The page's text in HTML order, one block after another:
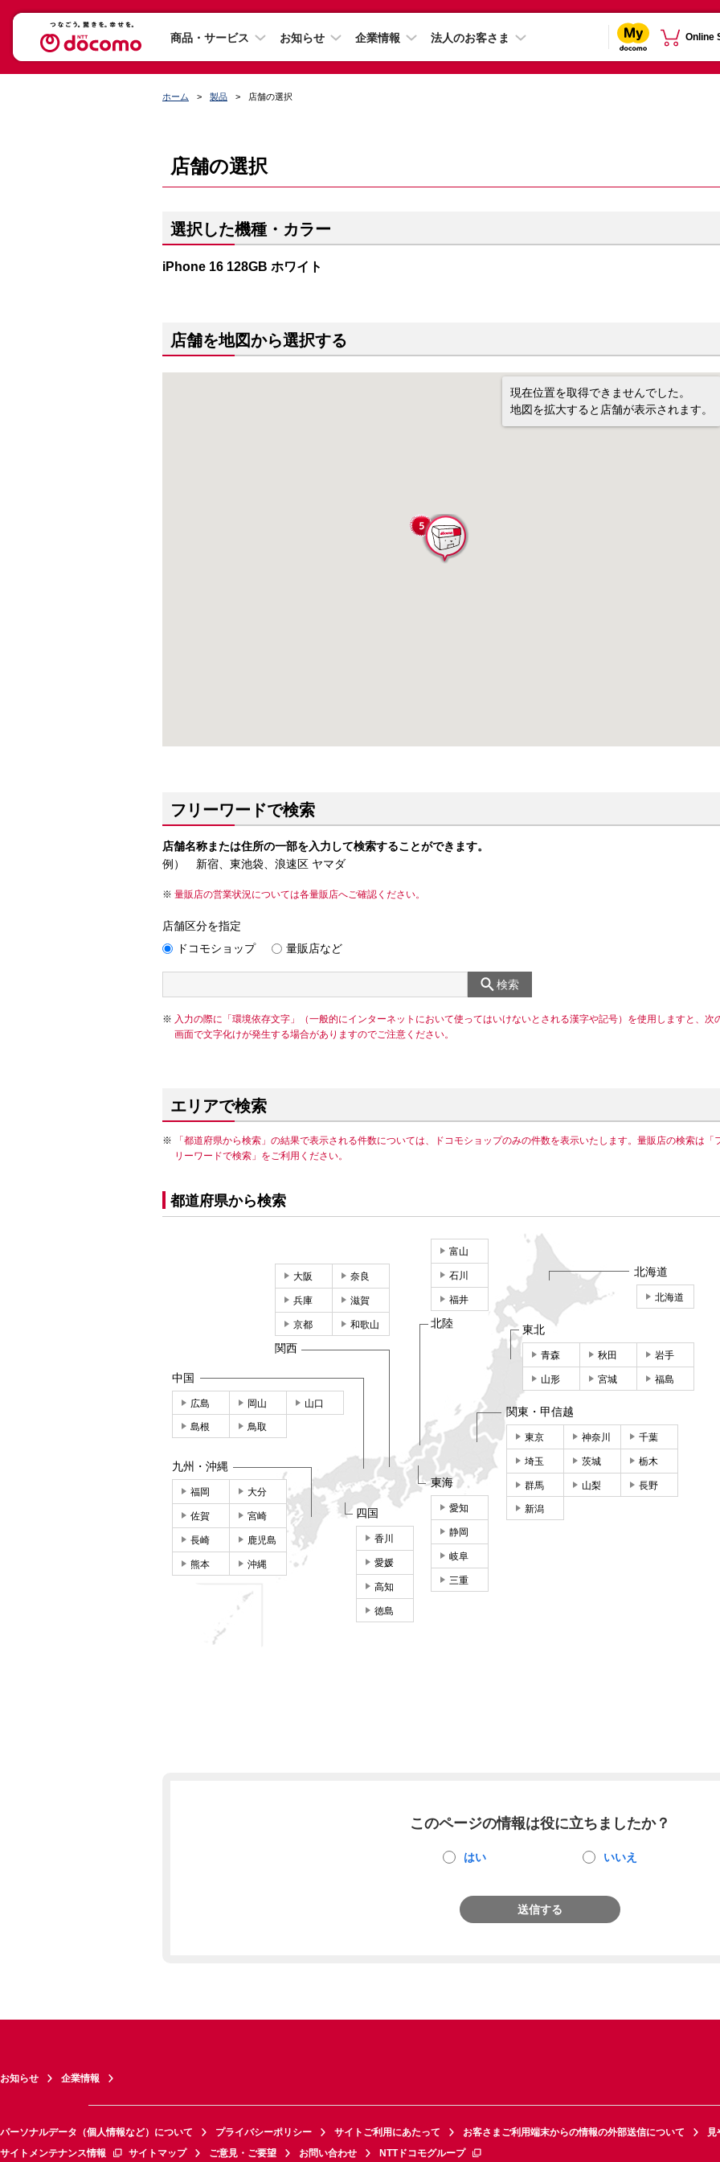
商品・サービス お知らせ 企業情報 法人のお客さま Online
ホーム 製品 店舗の選択
店舗の選択
選択した機種・カラー
iPhone 16 128GB ホワイト
店舗を地図から選択する
現在位置を取得できませんでした。
地図を拡大すると店舗が表示されます。
フリーワードで検索
店舗名称または住所の一部を入力して検索することができます。
例） 新宿、東池袋、浪速区 ヤマダ
量販店の営業状況については各量販店へご確認ください。
店舗区分を指定
ドコモショップ
量販店など
検索
入力の際に「環境依存文字」（一般的にインターネットにおいて使ってはいけないとされる漢字や記号）を使用しますと、次
画面で文字化けが発生する場合がありますのでご注意ください。
エリアで検索
「都道府県から検索」の結果で表示される件数については、ドコモショップのみの件数を表示いたします。量販店の検索は「
リーワードで検索」をご利用ください。
都道府県から検索
北海道
北海道
東北
青森 秋田 岩手
山形 宮城 福島
関東・甲信越
東京 神奈川 千葉
埼玉 茨城 栃木
群馬 山梨 長野
新潟
東海
愛知
静岡
岐阜
三重
富山
石川
福井
北陸
大阪 奈良
兵庫 滋賀
京都 和歌山
関西
中国
広島 岡山 山口
島根 鳥取
四国
香川
愛媛
高知
徳島
九州・沖縄
福岡 大分
佐賀 宮崎
長崎 鹿児島
熊本 沖縄
このページの情報は役に立ちましたか？
はい いいえ
送信する
お知らせ 企業情報
パーソナルデータ（個人情報など）について プライバシーポリシー サイトご利用にあたって お客さまご利用端末からの情報の外部送信について
見
サイトメンテナンス情報
サイトマップ ご意見・ご要望 お問い合わせ NTTドコモグループ